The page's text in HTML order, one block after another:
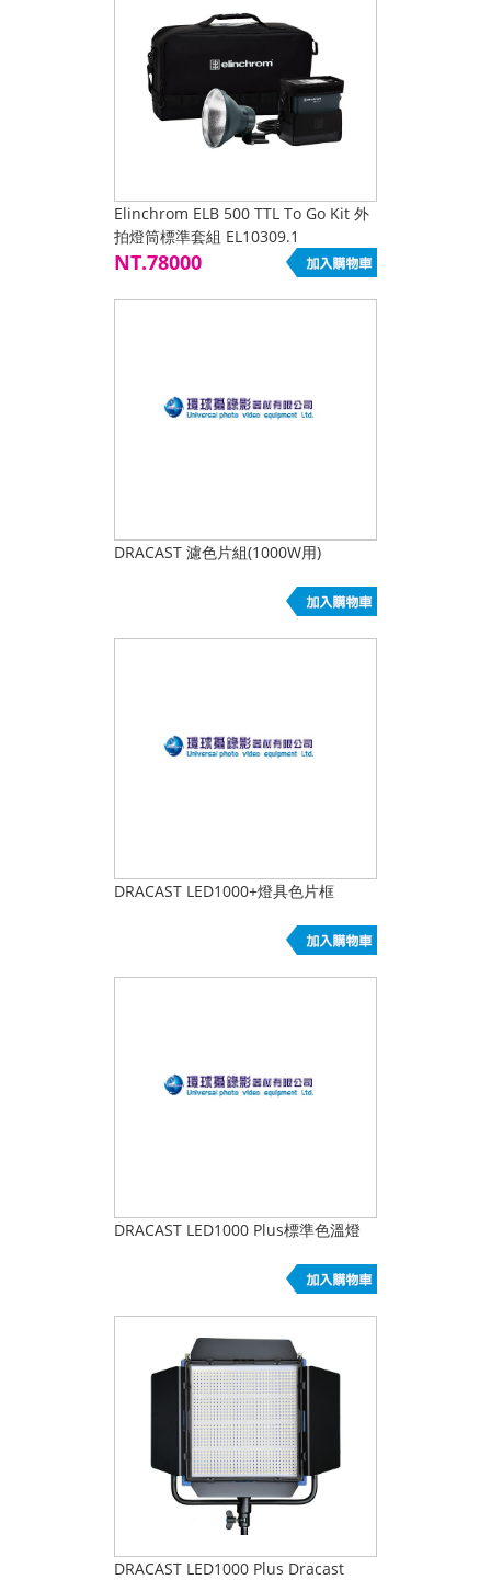
Elinchrom ELB 500 TTL To Go Kit 外
拍燈筒標準套組 EL10309.1
NT.78000
DRACAST 濾色片組(1000W用)
DRACAST LED1000+燈具色片框
DRACAST LED1000 Plus標準色溫燈
DRACAST LED1000 Plus Dracast